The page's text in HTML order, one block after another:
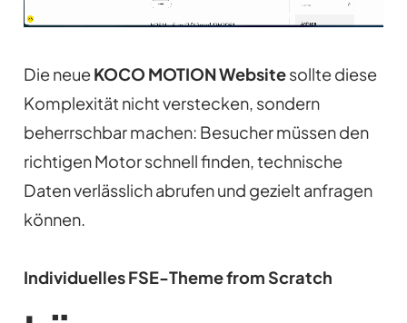
Die neueKOCO MOTION Websitesollte diese
Komplexität nicht verstecken, sondern
beherrschbar machen: Besucher müssen den
richtigen Motor schnell finden, technische
Daten verlässlich abrufen und gezielt anfragen
können.
Individuelles FSE-Theme from Scratch